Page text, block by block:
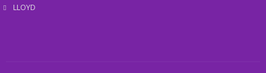
LLOYD